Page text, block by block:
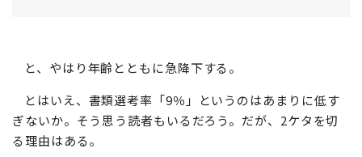
と、やはり年齢とともに急降下する。
とはいえ、書類選考率「9％」というのはあまりに低す
ぎないか。そう思う読者もいるだろう。だが、2ケタを切
る理由はある。